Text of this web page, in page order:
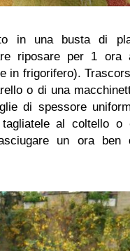
in una busta di
riposare per 1 ora
in frigorifero).
o di una
di spessore
al coltello o
un ora ben